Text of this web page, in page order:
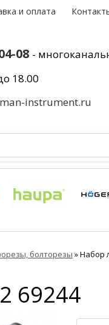
и оплата
08 -
18.00
instrument.ru
болторезы »Набор
69244